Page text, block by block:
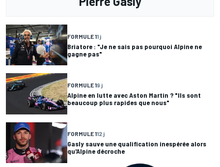
FORMULE 11 j
Briatore : "Je ne sais pas pourquoi Alpine ne
gagne pas"
FORMULE 19 j
Alpine en lutte avec Aston Martin ? "Ils sont
beaucoup plus rapides que nous"
FORMULE 112 j
Gasly sauve une qualification inespérée alors
qu'Alpine décroche